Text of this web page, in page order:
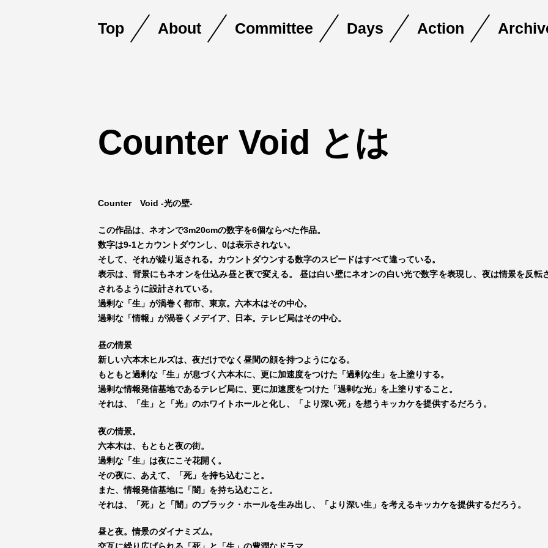
to
content
Top About Committee Days Action
Counter Void とは
Counter Void -光の壁-
この作品は、ネオンで3m20cmの数字を6個ならべた作品。
数字は9-1とカウントダウンし、0は表示されない。
そして、それが繰り返される。カウントダウンする数字のスピードはすべて違っている。
表示は、背景にもネオンを仕込み昼と夜で変える。 昼は白い壁にネオンの白い光で数字を表現し、夜は情景を反転
されるように設計されている。
過剰な「生」が渦巻く都市、東京。六本木はその中心。
過剰な「情報」が渦巻くメデイア、日本。テレビ局はその中心。
昼の情景
新しい六本木ヒルズは、夜だけでなく昼間の顔を持つようになる。
もともと過剰な「生」が息づく六本木に、更に加速度をつけた「過剰な生」を上塗りする。
過剰な情報発信基地であるテレビ局に、更に加速度をつけた「過剰な光」を上塗りすること。
それは、「生」と「光」のホワイトホールと化し、「より深い死」を想うキッカケを提供するだろう。
夜の情景。
六本木は、もともと夜の街。
過剰な「生」は夜にこそ花開く。
その夜に、あえて、「死」を持ち込むこと。
また、情報発信基地に「闇」を持ち込むこと。
それは、「死」と「闇」のブラック・ホールを生み出し、「より深い生」を考えるキッカケを提供するだろう。
昼と夜。情景のダイナミズム。